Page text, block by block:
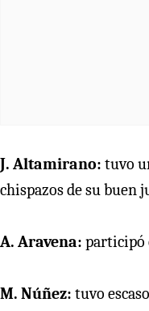
J. Altamirano: tuvo
chispazos de su buen
A. Aravena: participó
M. Núñez: tuvo